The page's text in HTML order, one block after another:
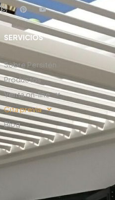
SERVICIOS
Sobre Persitén
Productos
Venta on-line
Cita previa
Blog